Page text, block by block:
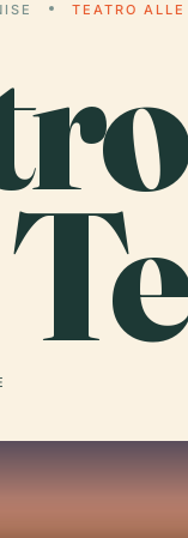
TEATRO ALLE